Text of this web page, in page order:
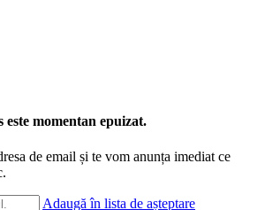
momentan epuizat.
de email și te vom anunța imediat ce
Adaugă în lista de așteptare